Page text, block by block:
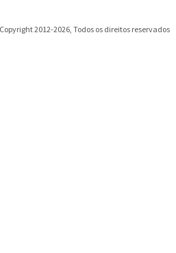
2012-2026, Todos os direitos reservados